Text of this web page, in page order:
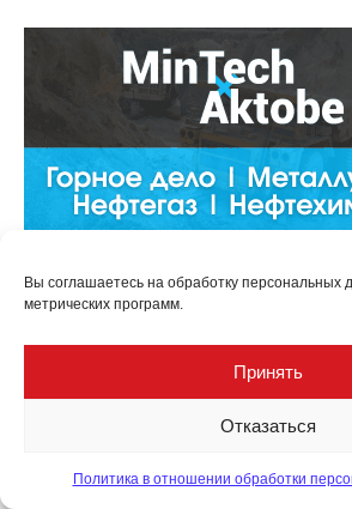
Вы соглашаетесь на обработку персональных
метрических программ.
Принять
Отказаться
Политика в отношении обработки